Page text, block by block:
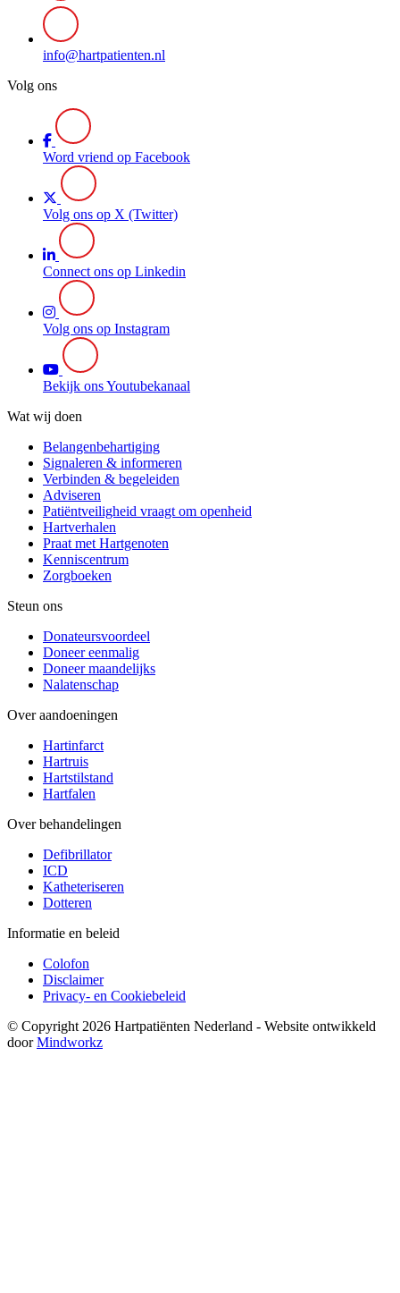
info@hartpatienten.nl
Volg ons
Word vriend op Facebook
Volg ons op X (Twitter)
Connect ons op Linkedin
Volg ons op Instagram
Bekijk ons Youtubekanaal
Wat wij doen
Belangenbehartiging
Signaleren & informeren
Verbinden & begeleiden
Adviseren
Patiëntveiligheid vraagt om openheid
Hartverhalen
Praat met Hartgenoten
Kenniscentrum
Zorgboeken
Steun ons
Donateursvoordeel
Doneer eenmalig
Doneer maandelijks
Nalatenschap
Over aandoeningen
Hartinfarct
Hartruis
Hartstilstand
Hartfalen
Over behandelingen
Defibrillator
ICD
Katheteriseren
Dotteren
Informatie en beleid
Colofon
Disclaimer
Privacy- en Cookiebeleid
© Copyright 2026 Hartpatiënten Nederland - Website ontwikkeld
doorMindworkz